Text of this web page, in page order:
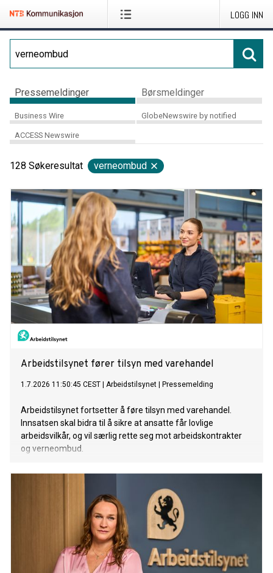
LOGG INN
Pressemeldinger Børsmeldinger
Business Wire GlobeNewswire by notified
ACCESS Newswire
128 Søkeresultat verneombud
Arbeidstilsynet fører tilsyn med varehandel
1.7.2026 11:50:45 CEST Arbeidstilsynet Pressemelding
Arbeidstilsynet fortsetter å føre tilsyn med varehandel.
Innsatsen skal bidra til å sikre at ansatte får lovlige
arbeidsvilkår, og vil særlig rette seg mot arbeidskontrakter
og verneombud.